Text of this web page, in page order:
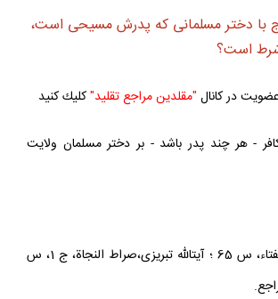
با دختر مسلمانى كه پدرش مسيحى است،
است؟
در كانال "مقلدين مراجع تقليد"كليك كنيد
- هر چند پدر باشد - بر دختر مسلمان ولايت
آيت‏الله خامنه‏اى، استفتاء، س 65 ؛ آيت‏الله تبريزى،صراط النجاة، ج 1، س